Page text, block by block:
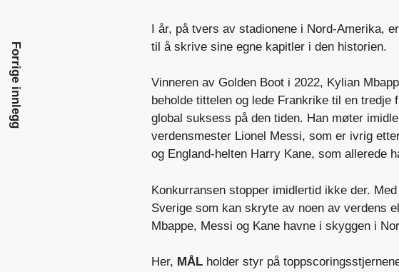
I år, på tvers av stadionene i Nord-Amerika,
til å skrive sine egne kapitler i den historien.
Vinneren av Golden Boot i 2022, Kylian
beholde tittelen og lede Frankrike til en tredje
global suksess på den tiden. Han møter
verdensmester Lionel Messi, som er ivrig
og England-helten Harry Kane, som allerede
Konkurransen stopper imidlertid ikke der.
Sverige som kan skryte av noen av verdens
Mbappe, Messi og Kane havne i skyggen i
Her, MÅL holder styr på
Forrige innlegg